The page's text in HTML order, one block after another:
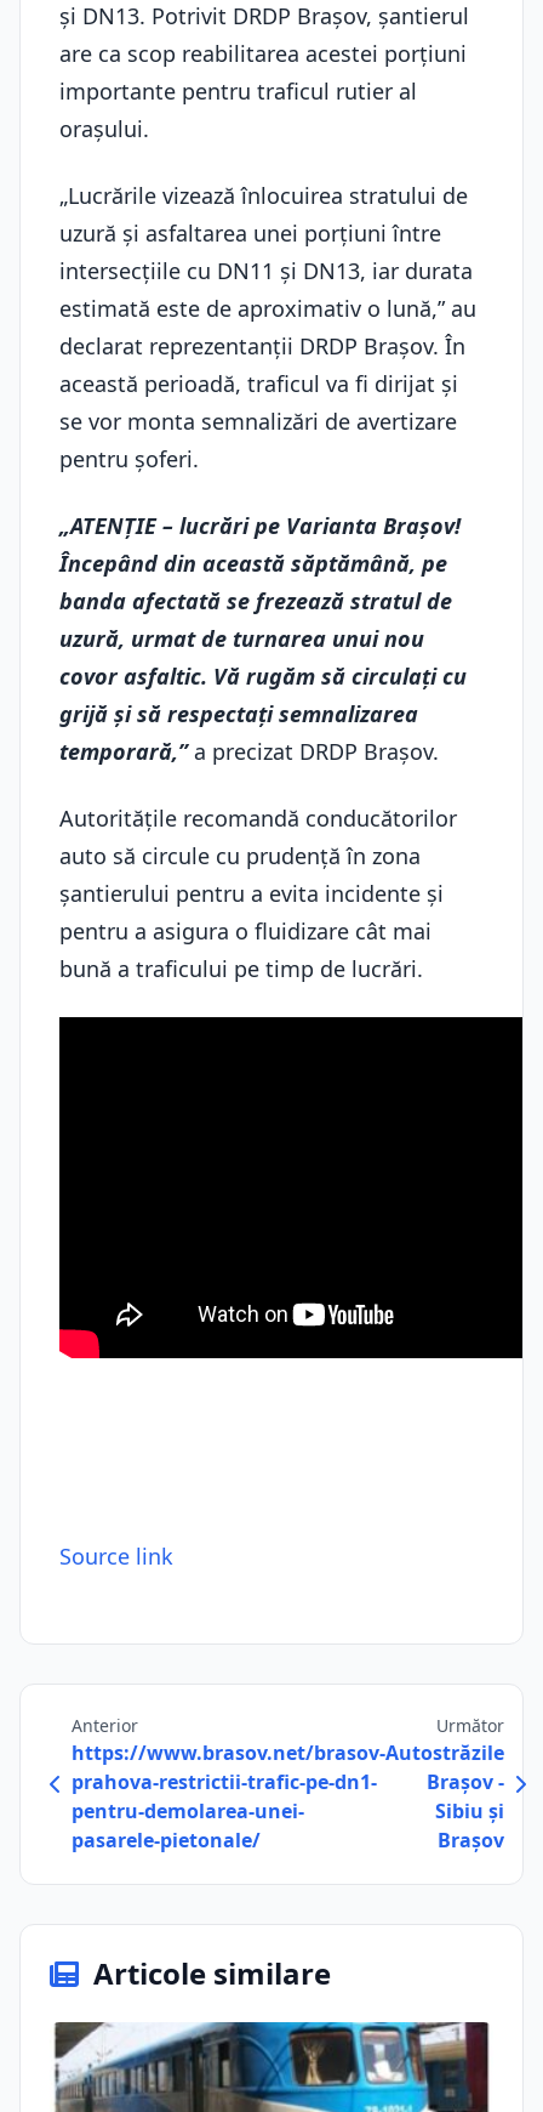
și DN13. Potrivit DRDP Brașov, șantierul
are ca scop reabilitarea acestei porțiuni
importante pentru traficul rutier al
orașului.
„Lucrările vizează înlocuirea stratului de
uzură și asfaltarea unei porțiuni între
intersecțiile cu DN11 și DN13, iar durata
estimată este de aproximativ o lună,” au
declarat reprezentanții DRDP Brașov. În
această perioadă, traficul va fi dirijat și
se vor monta semnalizări de avertizare
pentru șoferi.
„ATENȚIE – lucrări pe Varianta Brașov!
Începând din această săptămână, pe
banda afectată se frezează stratul de
uzură, urmat de turnarea unui nou
covor asfaltic. Vă rugăm să circulați cu
grijă și să respectați semnalizarea
temporară,”a precizat DRDP Brașov.
Autoritățile recomandă conducătorilor
auto să circule cu prudență în zona
șantierului pentru a evita incidente și
pentru a asigura o fluidizare cât mai
bună a traficului pe timp de lucrări.
Source link
Anterior
https://www.brasov.net/brasov-
prahova-restrictii-trafic-pe-dn1-
pentru-demolarea-unei-
pasarele-pietonale/
Următor
Autostrăzile
Brașov -
Sibiu și
Brașov
Articole similare